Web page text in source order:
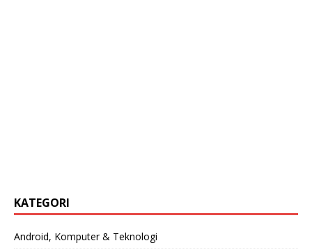
KATEGORI
Android, Komputer & Teknologi